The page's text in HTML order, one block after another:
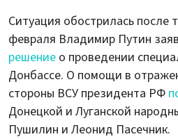
Ситуация обострилась после
февраля Владимир Путин
решение о проведении
Донбассе. О помощи в
стороны ВСУ президента РФ
Донецкой и Луганской
Пушилин и Леонид Пасечник.